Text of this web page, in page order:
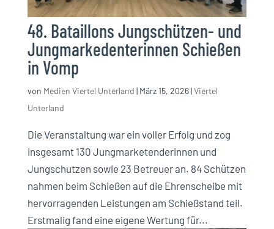
48. Bataillons Jungschützen- und
Jungmarkedenterinnen Schießen
in Vomp
von Medien Viertel Unterland | März 15, 2026|Viertel
Unterland
Die Veranstaltung war ein voller Erfolg und zog
insgesamt 130 Jungmarketenderinnen und
Jungschutzen sowie 23 Betreuer an. 84 Schützen
nahmen beim Schießen auf die Ehrenscheibe mit
hervorragenden Leistungen am Schießstand teil.
Erstmalig fand eine eigene Wertung für...